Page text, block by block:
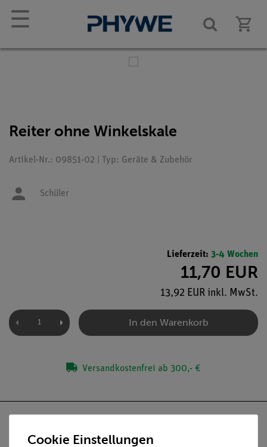
☰
Reiter ohne Winkelskale
Artikel-Nr.: 09851-02 | Typ: Geräte & Zubehör
Schüler
Lieferzeit: 3-4 Wochen
11,70 EUR
13,92 EUR inkl. MwSt.
In den Warenkorb
Versandkostenfrei ab 300,- €
Cookie Einstellungen